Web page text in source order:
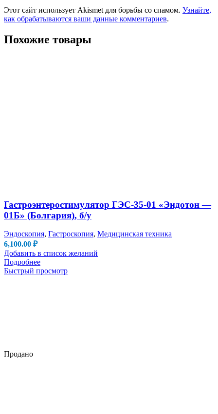
Этот сайт использует Akismet для борьбы со спамом. Узнайте,
как обрабатываются ваши данные комментариев.
Похожие товары
Продано
Гастроэнтеростимулятор ГЭС-35-01 «Эндотон —
01Б» (Болгария), б/у
Эндоскопия, Гастроскопия, Медицинская техника
6,100.00 ₽
Добавить в список желаний
Подробнее
Быстрый просмотр